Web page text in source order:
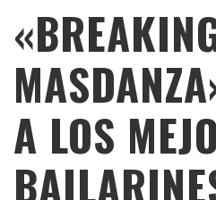
A LOS